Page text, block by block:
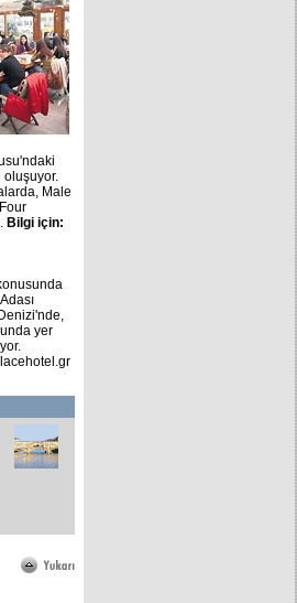
oluşuyor.
Male
Bilgi için:
yer